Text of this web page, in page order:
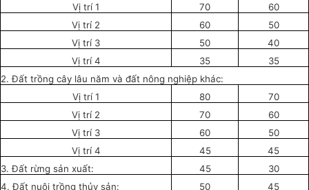
Vị trí 1
70
60
Vị trí 2
60
50
Vị trí 3
50
40
Vị trí 4
35
35
2. Đất trồng cây lâu năm và đất nông nghiệp khác:
Vị trí 1
80
70
Vị trí 2
70
60
Vị trí 3
60
50
Vị trí 4
45
45
3. Đất rừng sản xuất:
45
30
4. Đất nuôi trồng thủy sản:
50
45